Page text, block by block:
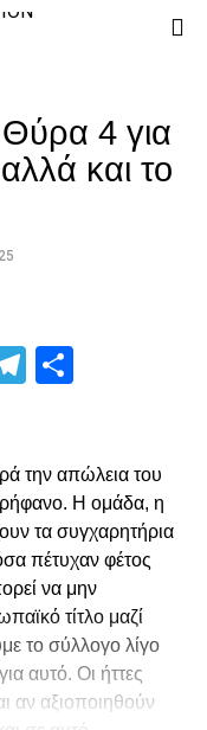
4 για
και το
Telegram
την απώλεια του
Η ομάδα, η
τα συγχαρητήρια
πέτυχαν φέτος
να μην
τίτλο μαζί
το σύλλογο λίγο
αυτό. Οι ήττες
αν αξιοποιηθούν